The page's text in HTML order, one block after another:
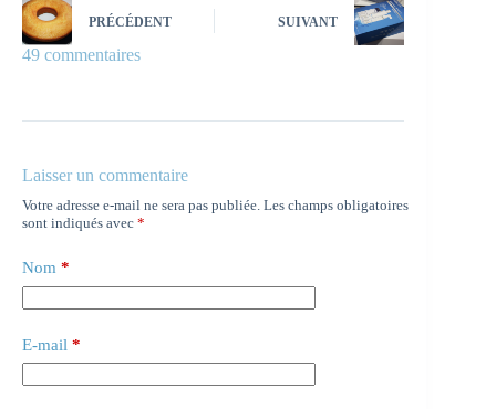
PRÉCÉDENT SUIVANT
49 commentaires
Laisser un commentaire
Votre adresse e-mail ne sera pas publiée. Les champs obligatoires
sont indiqués avec *
Nom *
E-mail *